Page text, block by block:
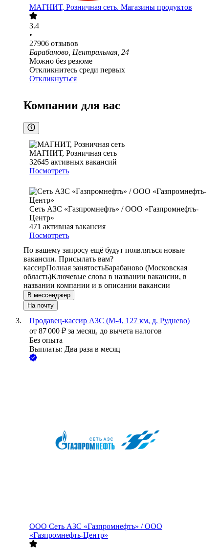
МАГНИТ, Розничная сеть. Магазины продуктов
3.4
•
27906 отзывов
Барабаново, Центральная, 24
Можно без резюме
Откликнитесь среди первых
Откликнуться
Компании для вас
МАГНИТ, Розничная сеть
32645 активных вакансий
Посмотреть
Сеть АЗС «Газпромнефть» / ООО «Газпромнефть-
Центр»
471 активная вакансия
Посмотреть
По вашему запросу ещё будут появляться новые
вакансии. Присылать вам?
кассирПолная занятостьБарабаново (Московская
область)Ключевые слова в названии вакансии, в
названии компании и в описании вакансии
В мессенджер
На почту
Продавец-кассир АЗС (М-4, 127 км, д. Руднево)
от 87 000 ₽ за месяц, до вычета налогов
Без опыта
Выплаты: Два раза в месяц
ООО Сеть АЗС «Газпромнефть» / ООО
«Газпромнефть-Центр»